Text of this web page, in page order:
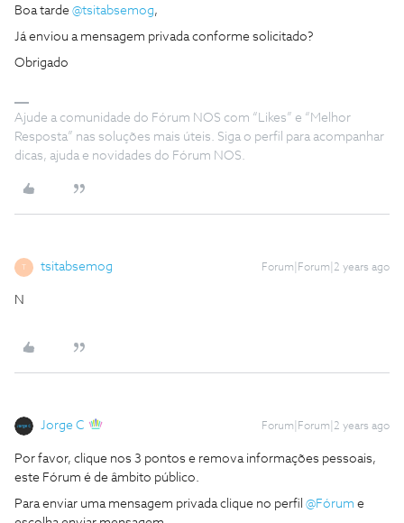
Boa tarde @tsitabsemog,
Já enviou a mensagem privada conforme solicitado?
Obrigado
Ajude a comunidade do Fórum NOS com “Likes” e “Melhor
Resposta” nas soluções mais úteis. Siga o perfil para acompanhar
dicas, ajuda e novidades do Fórum NOS.
T tsitabsemog Forum|Forum|2 years ago
N
Jorge C Forum|Forum|2 years ago
Por favor, clique nos 3 pontos e remova informações pessoais,
este Fórum é de âmbito público.
Para enviar uma mensagem privada clique no perfil @Fórum e